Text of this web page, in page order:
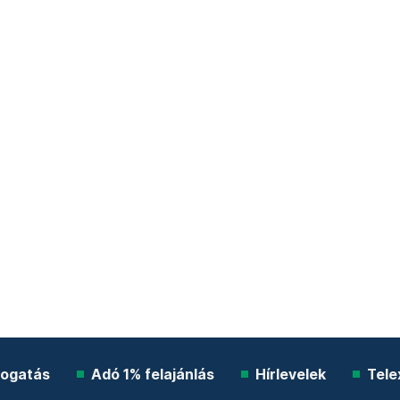
Adó 1% felajánlás Hírlevelek